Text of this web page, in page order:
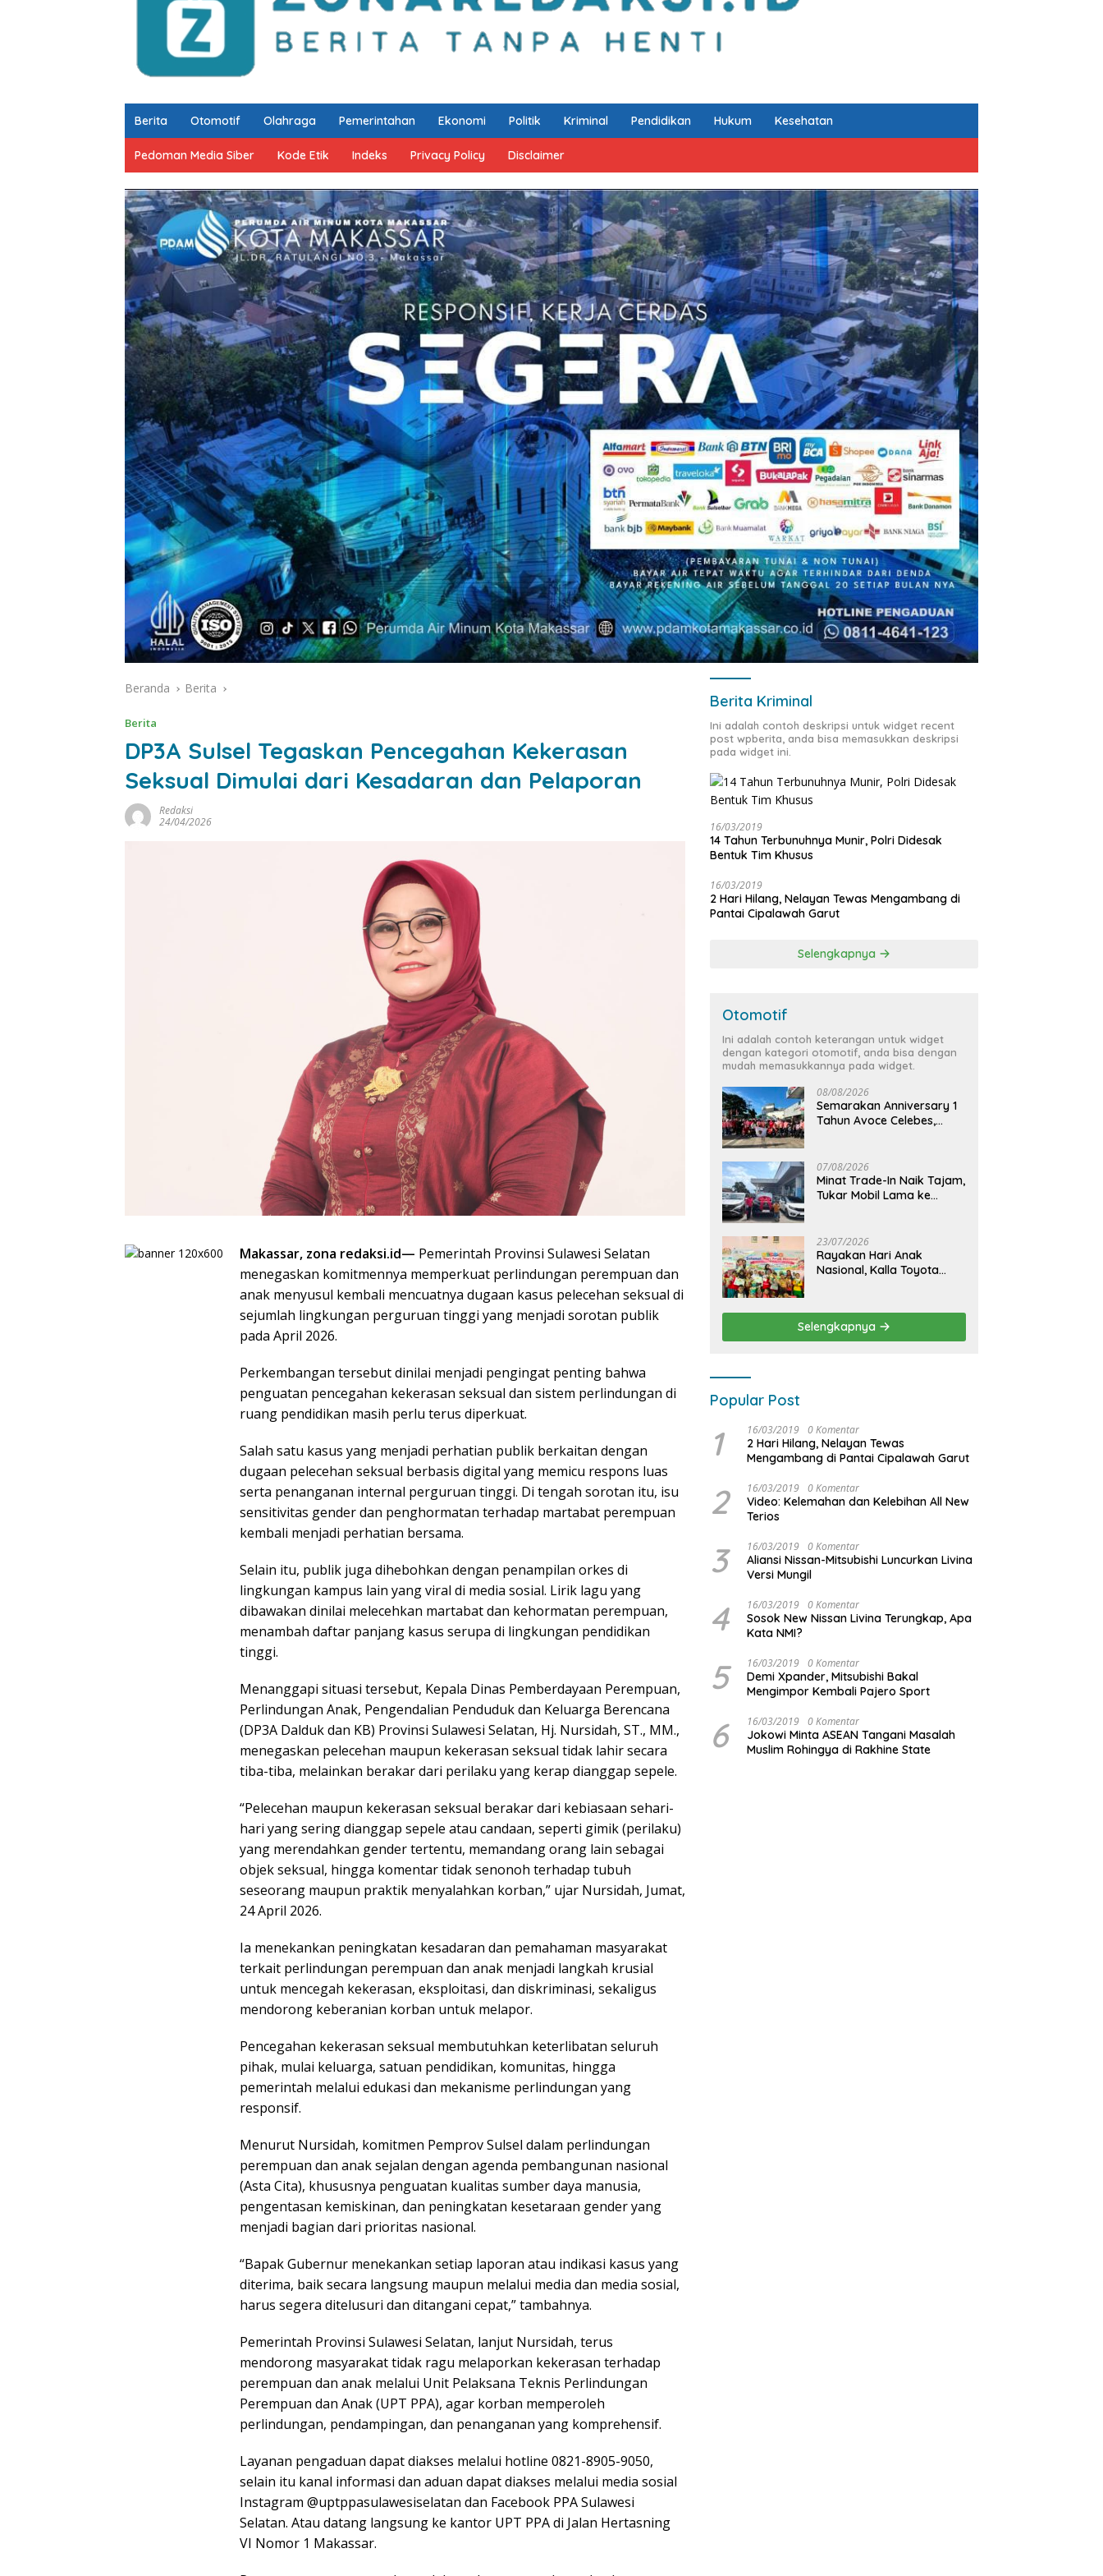
Berita Otomotif Olahraga Pemerintahan Ekonomi Politik Kriminal Pendidikan Hukum Kesehatan
Pedoman Media Siber Kode Etik Indeks Privacy Policy Disclaimer
Beranda Berita
Berita
DP3A Sulsel Tegaskan Pencegahan Kekerasan
Seksual Dimulai dari Kesadaran dan Pelaporan
Redaksi
24/04/2026
Makassar, zona redaksi.id— Pemerintah Provinsi Sulawesi Selatan
menegaskan komitmennya memperkuat perlindungan perempuan dan
anak menyusul kembali mencuatnya dugaan kasus pelecehan seksual di
sejumlah lingkungan perguruan tinggi yang menjadi sorotan publik
pada April 2026.
Perkembangan tersebut dinilai menjadi pengingat penting bahwa
penguatan pencegahan kekerasan seksual dan sistem perlindungan di
ruang pendidikan masih perlu terus diperkuat.
Salah satu kasus yang menjadi perhatian publik berkaitan dengan
dugaan pelecehan seksual berbasis digital yang memicu respons luas
serta penanganan internal perguruan tinggi. Di tengah sorotan itu, isu
sensitivitas gender dan penghormatan terhadap martabat perempuan
kembali menjadi perhatian bersama.
Selain itu, publik juga dihebohkan dengan penampilan orkes di
lingkungan kampus lain yang viral di media sosial. Lirik lagu yang
dibawakan dinilai melecehkan martabat dan kehormatan perempuan,
menambah daftar panjang kasus serupa di lingkungan pendidikan
tinggi.
Menanggapi situasi tersebut, Kepala Dinas Pemberdayaan Perempuan,
Perlindungan Anak, Pengendalian Penduduk dan Keluarga Berencana
(DP3A Dalduk dan KB) Provinsi Sulawesi Selatan, Hj. Nursidah, ST., MM.,
menegaskan pelecehan maupun kekerasan seksual tidak lahir secara
tiba-tiba, melainkan berakar dari perilaku yang kerap dianggap sepele.
“Pelecehan maupun kekerasan seksual berakar dari kebiasaan sehari-
hari yang sering dianggap sepele atau candaan, seperti gimik (perilaku)
yang merendahkan gender tertentu, memandang orang lain sebagai
objek seksual, hingga komentar tidak senonoh terhadap tubuh
seseorang maupun praktik menyalahkan korban,” ujar Nursidah, Jumat,
24 April 2026.
Ia menekankan peningkatan kesadaran dan pemahaman masyarakat
terkait perlindungan perempuan dan anak menjadi langkah krusial
untuk mencegah kekerasan, eksploitasi, dan diskriminasi, sekaligus
mendorong keberanian korban untuk melapor.
Pencegahan kekerasan seksual membutuhkan keterlibatan seluruh
pihak, mulai keluarga, satuan pendidikan, komunitas, hingga
pemerintah melalui edukasi dan mekanisme perlindungan yang
responsif.
Menurut Nursidah, komitmen Pemprov Sulsel dalam perlindungan
perempuan dan anak sejalan dengan agenda pembangunan nasional
(Asta Cita), khususnya penguatan kualitas sumber daya manusia,
pengentasan kemiskinan, dan peningkatan kesetaraan gender yang
menjadi bagian dari prioritas nasional.
“Bapak Gubernur menekankan setiap laporan atau indikasi kasus yang
diterima, baik secara langsung maupun melalui media dan media sosial,
harus segera ditelusuri dan ditangani cepat,” tambahnya.
Pemerintah Provinsi Sulawesi Selatan, lanjut Nursidah, terus
mendorong masyarakat tidak ragu melaporkan kekerasan terhadap
perempuan dan anak melalui Unit Pelaksana Teknis Perlindungan
Perempuan dan Anak (UPT PPA), agar korban memperoleh
perlindungan, pendampingan, dan penanganan yang komprehensif.
Layanan pengaduan dapat diakses melalui hotline 0821-8905-9050,
selain itu kanal informasi dan aduan dapat diakses melalui media sosial
Instagram @uptppasulawesiselatan dan Facebook PPA Sulawesi
Selatan. Atau datang langsung ke kantor UPT PPA di Jalan Hertasning
VI Nomor 1 Makassar.
Berita Kriminal
Ini adalah contoh deskripsi untuk widget recent
post wpberita, anda bisa memasukkan deskripsi
pada widget ini.
16/03/2019
14 Tahun Terbunuhnya Munir, Polri Didesak
Bentuk Tim Khusus
16/03/2019
2 Hari Hilang, Nelayan Tewas Mengambang di
Pantai Cipalawah Garut
Selengkapnya
Otomotif
Ini adalah contoh keterangan untuk widget
dengan kategori otomotif, anda bisa dengan
mudah memasukkannya pada widget.
08/08/2026
Semarakan Anniversary 1
Tahun Avoce Celebes,
Spektakuler di Bulukumba
07/08/2026
Minat Trade-In Naik Tajam,
Tukar Mobil Lama ke
23/07/2026
Rayakan Hari Anak
Nasional, Kalla Toyota
Dunia Otomotif melalui
KIDDO
Selengkapnya
Popular Post
1 16/03/2019 0 Komentar
2 Hari Hilang, Nelayan Tewas
Mengambang di Pantai Cipalawah Garut
2 16/03/2019 0 Komentar
Video: Kelemahan dan Kelebihan All New
Terios
3 16/03/2019 0 Komentar
Aliansi Nissan-Mitsubishi Luncurkan Livina
Versi Mungil
4 16/03/2019 0 Komentar
Sosok New Nissan Livina Terungkap, Apa
Kata NMI?
5 16/03/2019 0 Komentar
Demi Xpander, Mitsubishi Bakal
Mengimpor Kembali Pajero Sport
6 16/03/2019 0 Komentar
Jokowi Minta ASEAN Tangani Masalah
Muslim Rohingya di Rakhine State